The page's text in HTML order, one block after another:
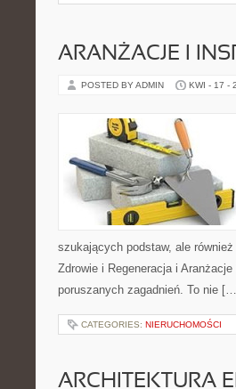
ARANŻACJE I
POSTED BY ADMIN KWI - 17 -
szukających podstaw, ale
Zdrowie i Regeneracja i
poruszanych zagadnień. To nie
CATEGORIES: NIERUCHOMOŚCI
ARCHITEKTURA